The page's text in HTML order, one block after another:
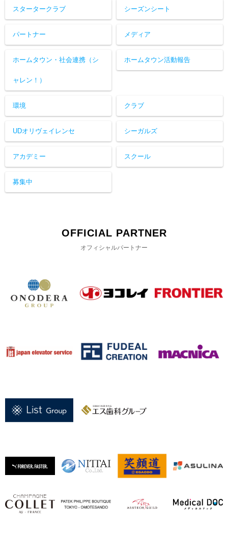
スタータークラブ シーズンシート
パートナー メディア
ホームタウン・社会連携（シ
ャレン！）
ホームタウン活動報告
環境 クラブ
UDオリヴェイレンセ シーガルズ
アカデミー スクール
募集中
OFFICIAL PARTNER
オフィシャルパートナー